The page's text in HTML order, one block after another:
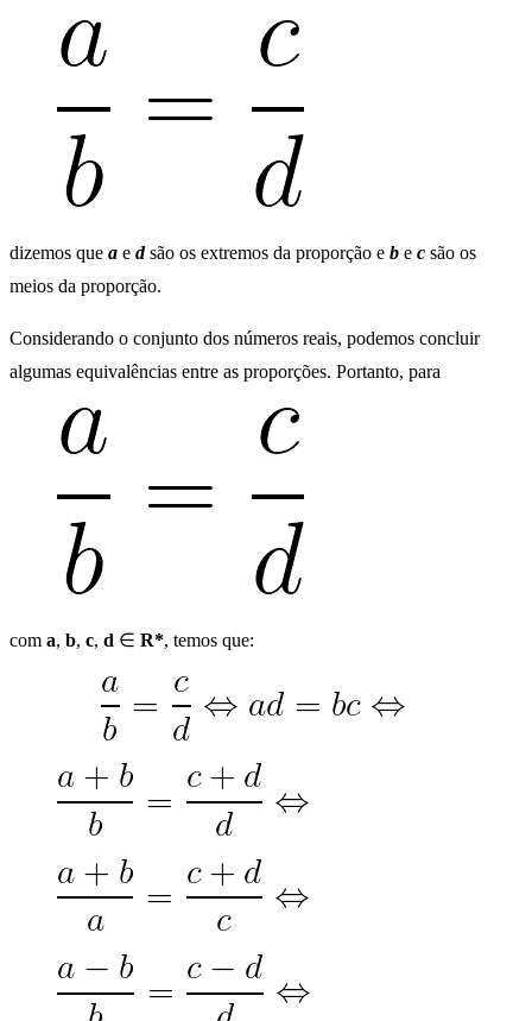
dizemos que a e dsão os extremos da proporção e b e c são os
meios da proporção.
Considerando o conjunto dos números reais, podemos concluir
algumas equivalências entre as proporções. Portanto, para
com a, b, c, d ∈ R*, temos que: